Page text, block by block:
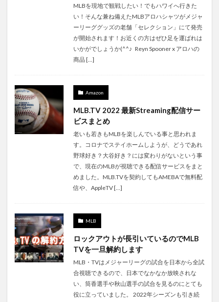
MLBを現地で観戦したい！でもハワイへ行きた
い！そんな兼ね備えたMLBアロハシャツがメジャ
ーリーググッズの老舗「セレクション」にて発売
が開始されます！お近くの方はぜひ足を運ばれは
いかがでしょうか(^^♪ Reyn Spooner x アロハの
商品 […]
Amazon
MLB.TV 2022 最新Streaming配信サー
ビスまとめ
老いも若きもMLBを楽しんでいる事と思われま
す。コロナでステイホームしようが、どうであれ
野球好き？大谷好き？には変わりがないという事
で、現在のMLBが視聴できる配信サービスをまと
めました。MLB.TVを契約してもAMEBAで無料配
信や、AppleTV […]
MLB
ロックアウトが長引いているのでMLB
TVを一旦解約します
MLB・TVはメジャーリーグの試合を日本から全試
合視聴できるので、日本でなかなか放映されな
い、筒香選手や秋山選手の試合を見るのにとても
役に立っていました。 2022年シーズンも引き続